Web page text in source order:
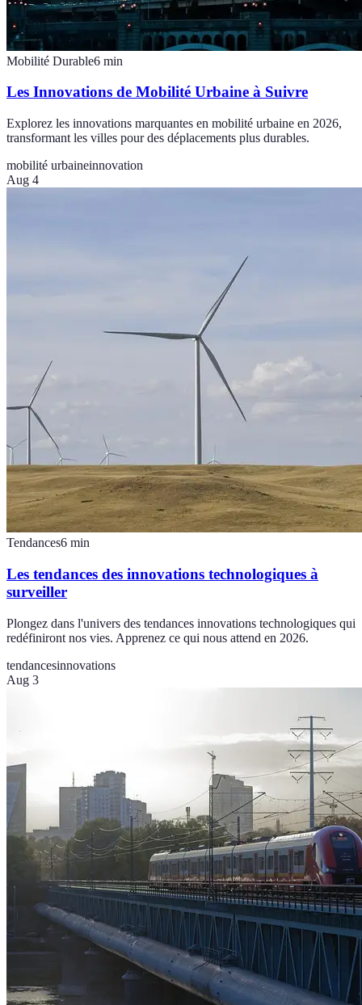
Mobilité Durable6 min
Les Innovations de Mobilité Urbaine à Suivre
Explorez les innovations marquantes en mobilité urbaine en 2026,
transformant les villes pour des déplacements plus durables.
mobilité urbaineinnovation
Aug 4
Tendances6 min
Les tendances des innovations technologiques à
surveiller
Plongez dans l'univers des tendances innovations technologiques qui
redéfiniront nos vies. Apprenez ce qui nous attend en 2026.
tendancesinnovations
Aug 3